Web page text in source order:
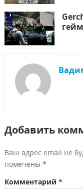
Добавить
Ваш адрес email не
помечены *
Комментарий *